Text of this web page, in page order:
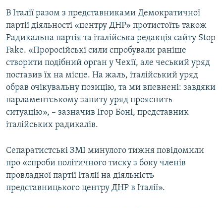
В Італії разом з представниками Демократичної
партії діяльності «центру ДНР» протистоїть також
Радикальна партія та італійська редакція сайту Stop
Fake. «Проросійські сили спробували раніше
створити подібний орган у Чехії, але чеський уряд
поставив їх на місце. На жаль, італійський уряд
обрав очікувальну позицію, та ми впевнені: завдяки
парламентському запиту уряд прояснить
ситуацію», – зазначив Ігор Боні, представник
італійських радикалів.
Сепаратистські ЗМІ минулого тижня повідомили
про «спроби політичного тиску з боку членів
провладної партії Італії на діяльність
представницького центру ДНР в Італії».